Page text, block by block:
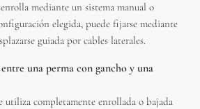
mediante un sistema manual o
elegida, puede fijarse mediante
guiada por cables laterales.
una perma con gancho y una
utiliza completamente enrollada o bajada